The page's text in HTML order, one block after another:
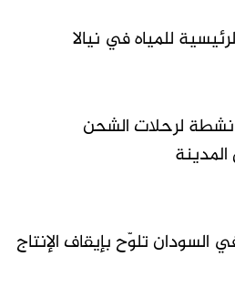
للمياه في نيالا
نشطة لرحلات الشحن
تلوّح بإيقاف الإنتاج